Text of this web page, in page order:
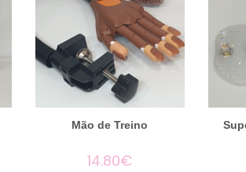
Mão de Treino
14.80€